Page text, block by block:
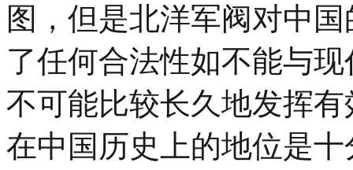
图，但是北洋军阀对中
了任何合法性如不能与
不可能比较长久地发挥
在中国历史上的地位是